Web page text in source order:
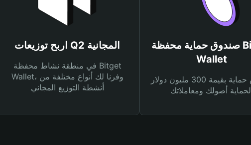
اربح توزيعات Q2 المجانية
في منطقة نشاط محفظة Bitget
Wallet، وفرنا لك أنواع مختلفة من
أنشطة التوزيع المجاني
صندوق حماية محفظة Bitget
Wallet
صندوق حماية بقيمة 300 مليون دولار